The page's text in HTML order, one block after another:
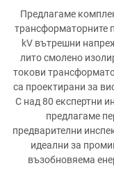
Предлагаме
трансформаторните
kV вътрешни
лито смолено
токови
са проектирани за
С над 80 експертни
предлагаме
предварителни
идеални за
възобновяема